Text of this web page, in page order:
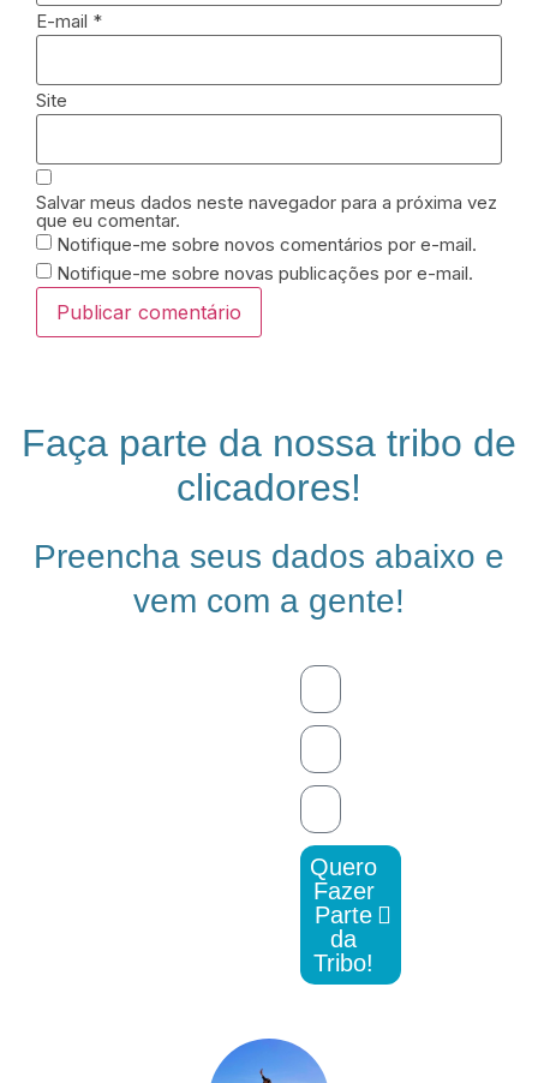
E-mail *
Site
Salvar meus dados neste navegador para a próxima vez
que eu comentar.
Notifique-me sobre novos comentários por e-mail.
Notifique-me sobre novas publicações por e-mail.
Faça parte da nossa tribo de
clicadores!
Preencha seus dados abaixo e
vem com a gente!
Quero
Fazer
Parte
da
Tribo!